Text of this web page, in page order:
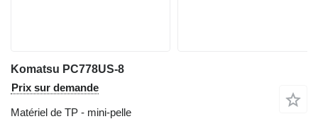
Komatsu PC778US-8
Prix sur demande
Matériel de TP - mini-pelle